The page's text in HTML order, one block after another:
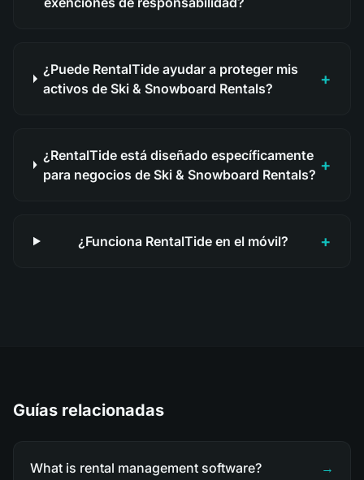
¿Puede RentalTide ayudar a proteger mis
activos de Ski & Snowboard Rentals?
+
¿RentalTide está diseñado específicamente
para negocios de Ski & Snowboard Rentals? +
¿Funciona RentalTide en el móvil? +
Guías relacionadas
What is rental management software? →